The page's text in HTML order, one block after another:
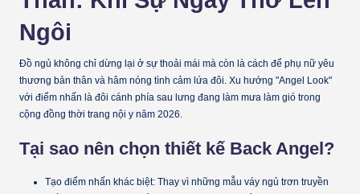
Ngôi
Đồ ngủ không chỉ dừng lại ở sự thoải mái mà còn là cách để phụ nữ yêu
thương bản thân và hâm nóng tình cảm lứa đôi. Xu hướng "Angel Look"
với điểm nhấn là đôi cánh phía sau lưng đang làm mưa làm gió trong
cộng đồng thời trang nội y năm 2026.
Tại sao nên chọn thiết kế Back Angel?
Tạo điểm nhấn khác biệt: Thay vì những mẫu váy ngủ trơn truyền